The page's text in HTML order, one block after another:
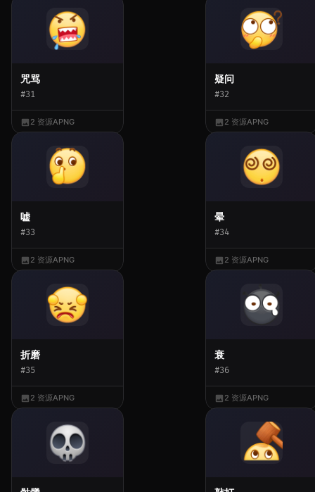
咒骂
#31
2 资源APNG
疑问
#32
2 资源APNG
嘘
#33
2 资源APNG
晕
#34
2 资源APNG
折磨
#35
2 资源APNG
衰
#36
2 资源APNG